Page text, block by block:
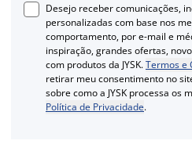
Desejo receber comunicações,
personalizadas com base nos
comportamento, por e-mail e
inspiração, grandes ofertas,
com produtos da JYSK.Termos e
retirar meu consentimento no
sobre como a JYSK processa os
Política de Privacidade.